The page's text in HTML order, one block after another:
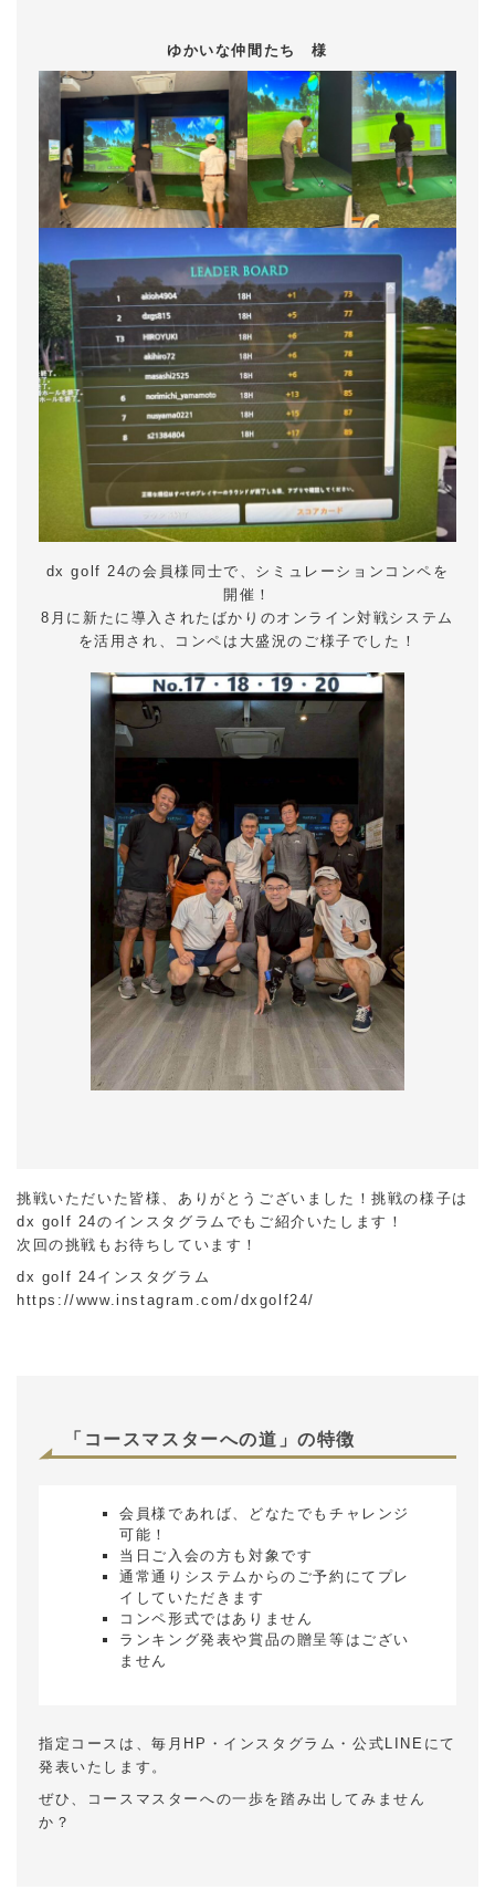
ゆかいな仲間たち 様
dx golf 24の会員様同士で、シミュレーションコンペを
開催！
8月に新たに導入されたばかりのオンライン対戦システム
を活用され、コンペは大盛況のご様子でした！
挑戦いただいた皆様、ありがとうございました！挑戦の様子は
dx golf 24のインスタグラムでもご紹介いたします！
次回の挑戦もお待ちしています！
dx golf 24インスタグラム
https://www.instagram.com/dxgolf24/
「コースマスターへの道」の特徴
会員様であれば、どなたでもチャレンジ
可能！
当日ご入会の方も対象です
通常通りシステムからのご予約にてプレ
イしていただきます
コンペ形式ではありません
ランキング発表や賞品の贈呈等はござい
ません
指定コースは、毎月HP・インスタグラム・公式LINEにて
発表いたします。
ぜひ、コースマスターへの一歩を踏み出してみません
か？